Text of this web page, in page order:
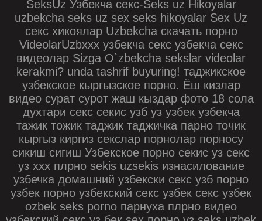
SeksUz Узбекча секс-Seks uz Hikoyalar
uzbekcha seks uz sex seks hikoyalar Sex Uz
секс хикоялар Uzbekcha скачать порно
VideolarUzbxxx узбекча секс узбекча секс
видеолар Sizga O`zbekcha sekslar videolar
kerakmi? unda tashrif buyuring! таджикское
узбекское кыргызское порно. Ёш кизлар
видео сурат сурот жаш кыздар фото 18 сола
духтари секс секис узб уз узбек узбекча
тажик тожик таджик таджичка парно точик
кыргыз киргиз секслар порнолар порносу
сикиш сигиш Узбекское порно секис уз секс
уз xxx плрно sekis uzsekis изнасилование
узбечка домашний узбекски секс узб порно
узбек порно узбекский секс узбек секс узбек
ozbek seks porno парнуха плрно видео